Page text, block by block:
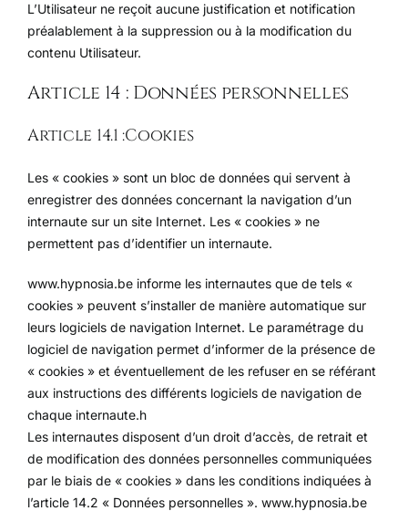
L’Utilisateur ne reçoit aucune justification et notification
préalablement à la suppression ou à la modification du
contenu Utilisateur.
Article 14 : Données personnelles
Article 14.1 :Cookies
Les « cookies » sont un bloc de données qui servent à
enregistrer des données concernant la navigation d’un
internaute sur un site Internet. Les « cookies » ne
permettent pas d’identifier un internaute.
www.hypnosia.be informe les internautes que de tels «
cookies » peuvent s’installer de manière automatique sur
leurs logiciels de navigation Internet. Le paramétrage du
logiciel de navigation permet d’informer de la présence de
« cookies » et éventuellement de les refuser en se référant
aux instructions des différents logiciels de navigation de
chaque internaute.h
Les internautes disposent d’un droit d’accès, de retrait et
de modification des données personnelles communiquées
par le biais de « cookies » dans les conditions indiquées à
l’article 14.2 « Données personnelles ». www.hypnosia.be